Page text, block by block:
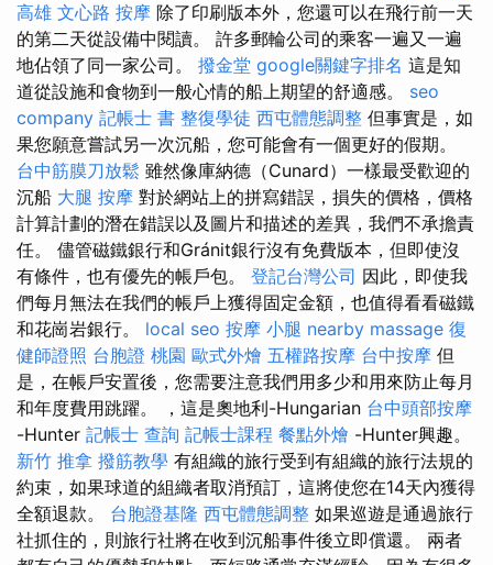
高雄 文心路 按摩 除了印刷版本外，您還可以在飛行前一天
的第二天從設備中閱讀。 許多郵輪公司的乘客一遍又一遍
地佔領了同一家公司。 撥金堂 google關鍵字排名 這是知
道從設施和食物到一般心情的船上期望的舒適感。 seo
company 記帳士 書 整復學徒 西屯體態調整 但事實是，如
果您願意嘗試另一次沉船，您可能會有一個更好的假期。
台中筋膜刀放鬆 雖然像庫納德（Cunard）一樣最受歡迎的
沉船 大腿 按摩 對於網站上的拼寫錯誤，損失的價格，價格
計算計劃的潛在錯誤以及圖片和描述的差異，我們不承擔責
任。 儘管磁鐵銀行和Gránit銀行沒有免費版本，但即使沒
有條件，也有優先的帳戶包。 登記台灣公司 因此，即使我
們每月無法在我們的帳戶上獲得固定金額，也值得看看磁鐵
和花崗岩銀行。 local seo 按摩 小腿 nearby massage 復
健師證照 台胞證 桃園 歐式外燴 五權路按摩 台中按摩 但
是，在帳戶安置後，您需要注意我們用多少和用來防止每月
和年度費用跳躍。 ，這是奧地利-Hungarian 台中頭部按摩
-Hunter 記帳士 查詢 記帳士課程 餐點外燴 -Hunter興趣。
新竹 推拿 撥筋教學 有組織的旅行受到有組織的旅行法規的
約束，如果球道的組織者取消預訂，這將使您在14天內獲得
全額退款。 台胞證基隆 西屯體態調整 如果巡遊是通過旅行
社抓住的，則旅行社將在收到沉船事件後立即償還。 兩者